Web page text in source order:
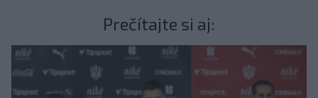
Prečítajte si aj: